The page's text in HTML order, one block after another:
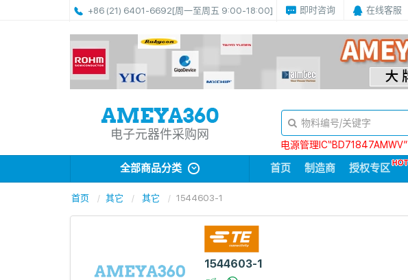
+86 (21) 6401-6692[周一至周五 9:00-18:00] 即时咨询 在线客服
电子元器件采购网
电源管理IC“BD71847AMWV”
全部商品分类 首页 制造商 授权专区
首页 其它 其它 1544603-1
1544603-1